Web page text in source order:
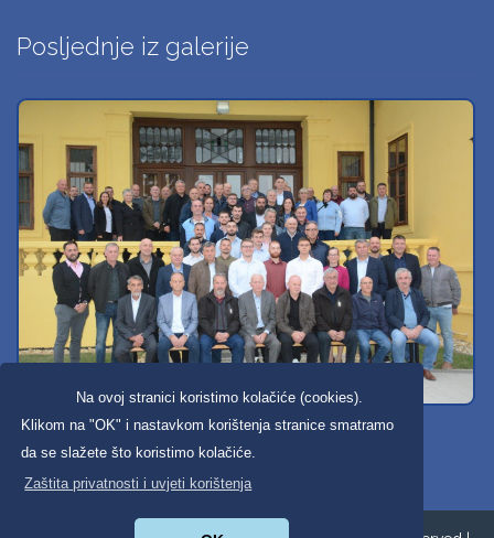
Na ovoj stranici koristimo kolačiće (cookies).
Klikom na "OK" i nastavkom korištenja stranice smatramo
da se slažete što koristimo kolačiće.
Zaštita privatnosti i uvjeti korištenja
Posljednje iz galerije
Svi dobravski košarkaši